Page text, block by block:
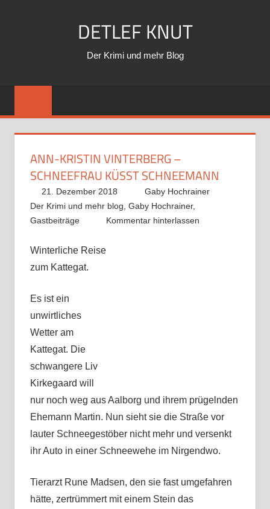
DETLEF KNUT
Der Krimi und mehr Blog
ANN-KRISTIN VINTERBERG –
SCHNEEFRAU KÜSST SCHNEEMANN
21. Dezember 2018
Gaby Hochrainer
Der Krimi und mehr blog Gaby Hochrainer,
Gastbeiträge
Kommentar hinterlassen
Winterliche Reise
zum Kattegat.
Es ist ein
unwirtliches
Wetter am
Kattegat. Die
schwangere Liv
Kirkegaard will
nur noch weg aus Aalborg und ihrem prügelnden
Ehemann Martin. Nun sieht sie die Straße vor
lauter Schneegestöber nicht mehr und versenkt
ihr Auto in einer Schneewehe im Nirgendwo.
Tierarzt Rune Madsen, den sie fast umgefahren
hätte, zertrümmert mit einem Stein das